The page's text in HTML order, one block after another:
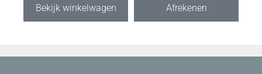
Bekijk winkelwagen Afrekenen